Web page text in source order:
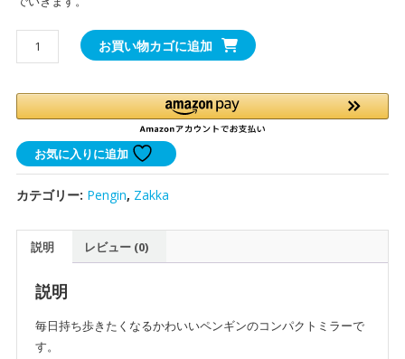
わ
い
ペ
ン
ギ
の
コ
お買い物カゴに追加
お気に入りに追加
カテゴリー: Pengin, Zakka
説明 レビュー (0)
説明
毎日持ち歩きたくなるかわいいペンギンのコンパクトミラーで
す。